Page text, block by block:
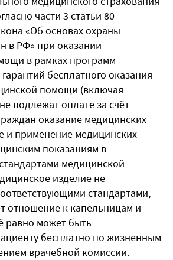
части 3 статьи 80
«Об основах охраны
в РФ» при оказании
в рамках программ
бесплатного оказания
помощи (включая
подлежат оплате за счёт
оказание медицинских
и применение медицинских
показаниям в
медицинской
изделие не
стандартами,
отношение к капельницам и
равно может быть
бесплатно по жизненным
врачебной комиссии.